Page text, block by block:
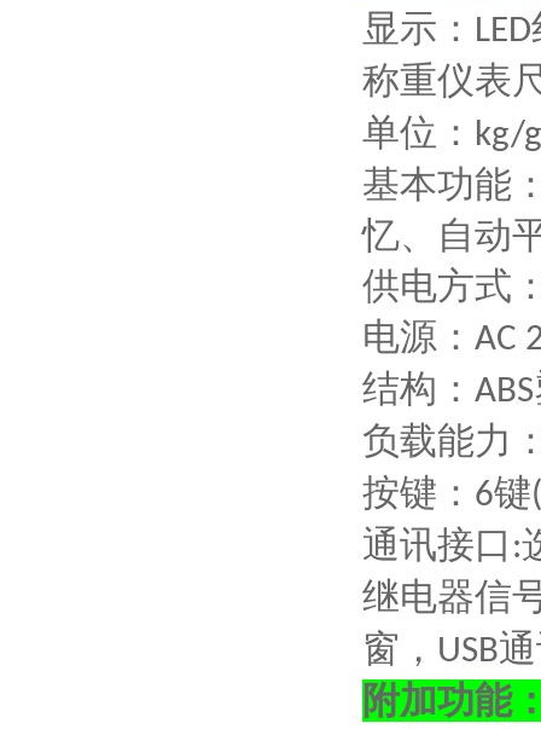
显示： LED
称重仪表
单位： kg/
基本功能
忆、自动
供电方式
电源： AC
结构： ABS
负载能力
按键： 6键(
通讯接口 :
继电器信
窗， USB
附加功能